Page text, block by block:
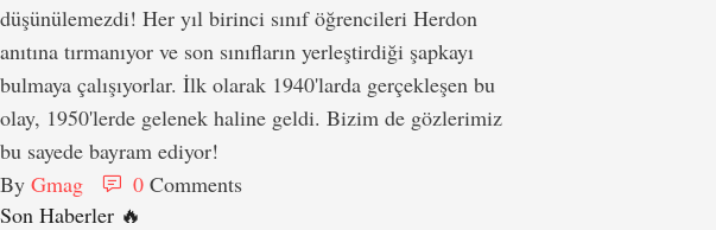
düşünülemezdi! Her yıl birinci sınıf öğrencileri Herdon
anıtına tırmanıyor ve son sınıfların yerleştirdiği şapkayı
bulmaya çalışıyorlar. İlk olarak 1940'larda gerçekleşen bu
olay, 1950'lerde gelenek haline geldi. Bizim de gözlerimiz
bu sayede bayram ediyor!
By Gmag 0 Comments
Son Haberler 🔥